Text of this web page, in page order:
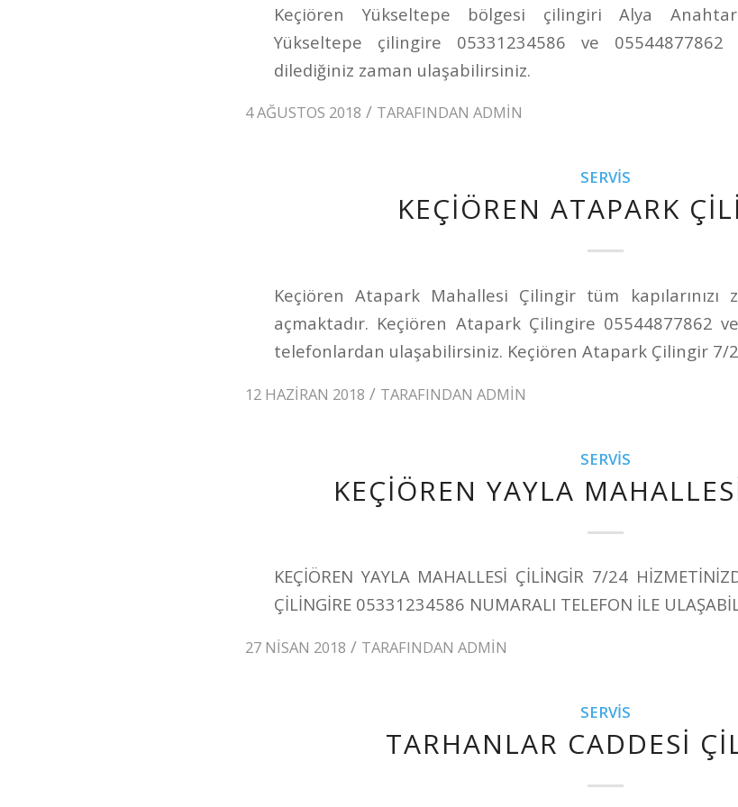
Keçiören Yükseltepe bölgesi çilingiri Alya
Yükseltepe çilingire 05331234586 ve 05544877862
dilediğiniz zaman ulaşabilirsiniz.
4 AĞUSTOS 2018 / TARAFINDAN ADMIN
SERVIS
KEÇIÖREN ATAPARK
Keçiören Atapark Mahallesi Çilingir tüm kapılarınızı
açmaktadır. Keçiören Atapark Çilingire 05544877862
telefonlardan ulaşabilirsiniz. Keçiören Atapark Çilingir 7/
12 HAZIRAN 2018 / TARAFINDAN ADMIN
SERVIS
KEÇİÖREN YAYLA
KEÇİÖREN YAYLA MAHALLESİ ÇİLİNGİR 7/24
ÇİLİNGİRE 05331234586 NUMARALI TELEFON İLE
27 NISAN 2018 / TARAFINDAN ADMIN
SERVIS
TARHANLAR CADDESİ